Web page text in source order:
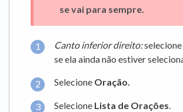
se vai para sempre.
Canto inferior direito:selecione
se ela ainda não estiver
Selecione Oração.
Selecione Lista de Orações.